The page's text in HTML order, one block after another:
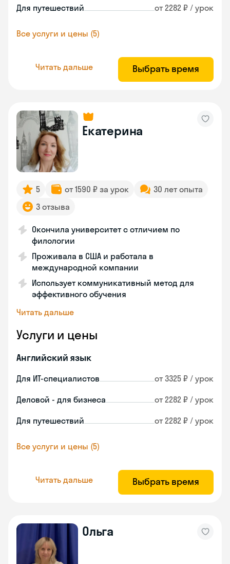
Для путешествий от 2282 ₽ / урок
Все услуги и цены (5)
Читать дальше Выбрать время
Екатерина
5 от 1590 ₽ за урок
30 лет опыта
3 отзыва
Окончила университет с отличием по
филологии
Проживала в США и работала в
международной компании
Использует коммуникативный метод для
эффективного обучения
Читать дальше
Услуги и цены
Английский язык
Для ИТ-специалистов от 3325 ₽ / урок
Деловой - для бизнеса от 2282 ₽ / урок
Для путешествий от 2282 ₽ / урок
Все услуги и цены (5)
Читать дальше Выбрать время
Ольга